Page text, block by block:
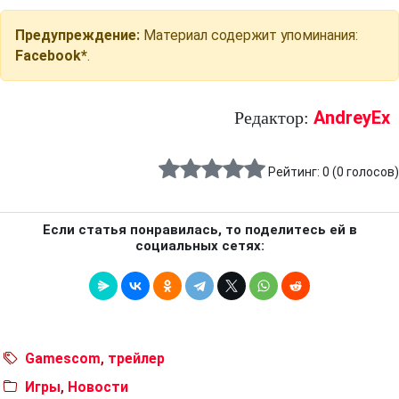
Предупреждение: Материал содержит упоминания:
Facebook*.
Редактор: AndreyEx
Рейтинг: 0 (0 голосов)
Если статья понравилась, то поделитесь ей в
социальных сетях:
Gamescom, трейлер
Игры, Новости